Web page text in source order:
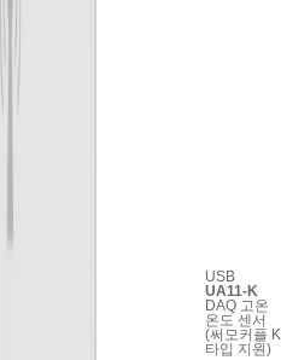
USB
UA11-K
DAQ 고온
온도 센서
(써모커플 K
타입 지원)